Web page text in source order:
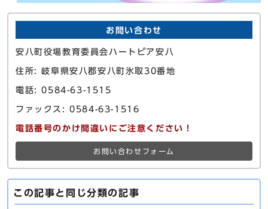
お問い合わせ
安八町役場教育委員会ハートピア安八
住所: 岐阜県安八郡安八町氷取30番地
電話: 0584-63-1515
ファックス: 0584-63-1516
電話番号のかけ間違いにご注意ください！
お問い合わせフォーム
この記事と同じ分類の記事